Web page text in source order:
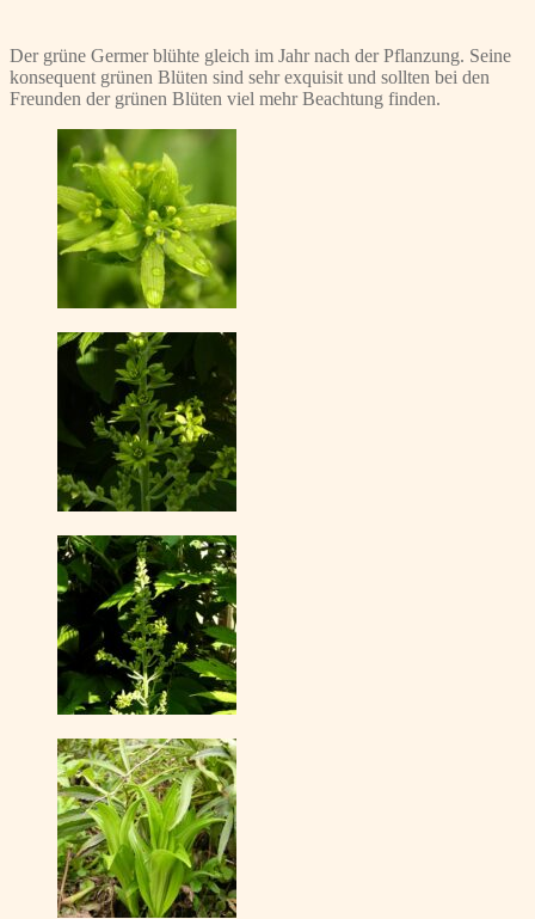
Der grüne Germer blühte gleich im Jahr nach der Pflanzung. Seine
konsequent grünen Blüten sind sehr exquisit und sollten bei den
Freunden der grünen Blüten viel mehr Beachtung finden.